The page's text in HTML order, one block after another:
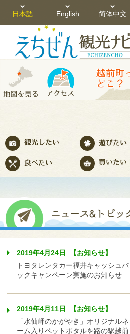
日本語 English 简体中文
2019年4月24日 【お知らせ】
トヨタレンタカー福井キャッシュバ
ックキャンペーン実施のお知らせ
2019年4月11日 【お知らせ】
「水仙岬のかがやき」オリジナルネ
ーム入りペットボタルを路の駅越前